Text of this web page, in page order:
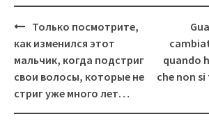
Post
navigation
Только посмотрите,
как изменился этот
мальчик, когда подстриг
свои волосы, которые не
стриг уже много лет…
quando
che non